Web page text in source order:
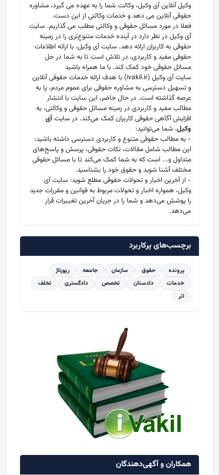
وكیل آنلاین آی وكیل، وكالت شما را به عهده می گیرد، مشاوره
حقوقی آنلاین می دهد و خدمات وكالتی از این دست.
فعلا در مورد مسائل حقوقی و وكالتی مطلب می گذاریم. سایت
آی وکیل در نظر دارد در آینده خدمات متنوع‌تری را در زمینه
حقوقی به کاربران ارائه دهد. سایت آی وکیل، با ارائه اطلاعات
حقوقی مفید و کاربردی، در تلاش است تا به شما در حل
مسائل حقوقی خود کمک کند. با ما همراه باشید
سایت آی وکیل (ivakil.ir) با هدف ارائه خدمات حقوقی آنلاین
و تسهیل دسترسی به مشاوره حقوقی برای عموم مردم، پا به
عرصه گذاشته است. در حال حاضر، این سایت با انتشار
مطالب مفید و کاربردی در زمینه مسائل حقوقی و وکالتی، به
افزایش آگاهی حقوقی کاربران کمک می‌کند. در سایتآی
وکیل، شما می‌توانید:
- به مطالب حقوقی متنوع و کاربردی دسترسی داشته باشید:
این مطالب شامل مقالات، نکات حقوقی، پرسش و پاسخ‌های
متداول و... است که به شما کمک می‌کند تا با مسائل حقوقی
مختلف آشنا شوید و حقوق خود را بشناسید.
- از آخرین اخبار و تحولات حقوقی مطلع شوید: سایت آی
وکیل، همواره اخبار و تحولات مربوط به قوانین و مقررات جدید
را پوشش می‌دهد و شما را در جریان آخرین تغییرات قرار
می‌دهد.
برچسب‌های پرکاربرد
پرونده حقوق سازمان جامعه
رپورتاژ
خدمات
دادستان تخصص دادگستری
تخلف
اثر
همکاران و آگهی‌دهندگان